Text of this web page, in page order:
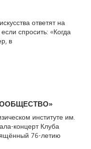
ответят на
спросить: «Когда
в
институте им.
концерт Клуба
76-летию